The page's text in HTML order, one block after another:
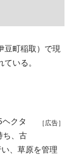
豆町稲取）で現
いる。
［広告］
クタ
ち、古
、草原を管理